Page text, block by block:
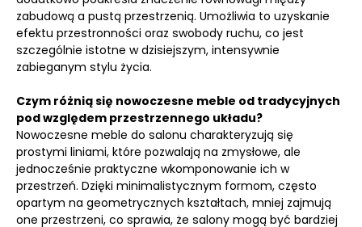
zabudową a pustą przestrzenią. Umożliwia to uzyskanie
efektu przestronności oraz swobody ruchu, co jest
szczególnie istotne w dzisiejszym, intensywnie
zabieganym stylu życia.
Czym różnią się nowoczesne meble od tradycyjnych
pod względem przestrzennego układu?
Nowoczesne meble do salonu charakteryzują się
prostymi liniami, które pozwalają na zmysłowe, ale
jednocześnie praktyczne wkomponowanie ich w
przestrzeń. Dzięki minimalistycznym formom, często
opartym na geometrycznych kształtach, mniej zajmują
one przestrzeni, co sprawia, że salony mogą być bardziej